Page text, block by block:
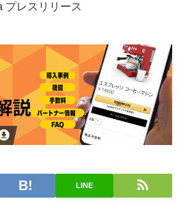
プレスリリース
LINE